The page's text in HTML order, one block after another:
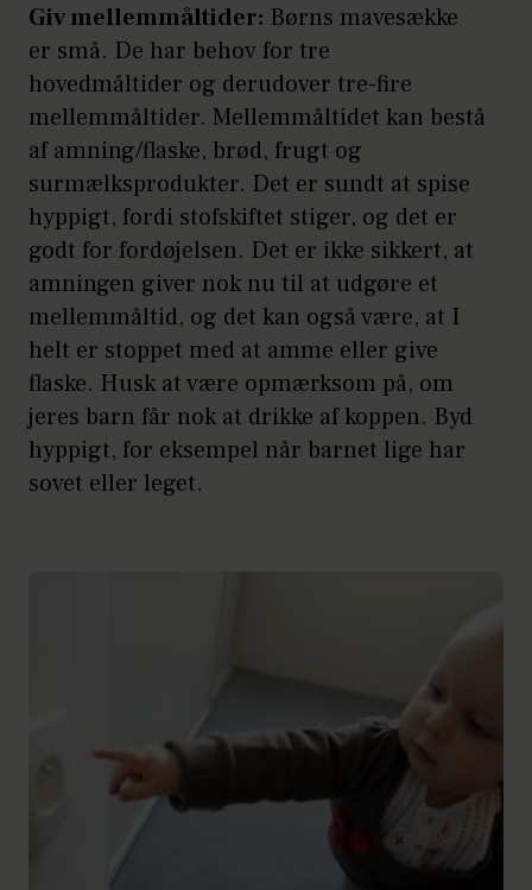
Giv mellemmåltider: Børns mavesække
er små. De har behov for tre
hovedmåltider og derudover tre-fire
mellemmåltider. Mellemmåltidet kan bestå
af amning/flaske, brød, frugt og
surmælksprodukter. Det er sundt at spise
hyppigt, fordi stofskiftet stiger, og det er
godt for fordøjelsen. Det er ikke sikkert, at
amningen giver nok nu til at udgøre et
mellemmåltid, og det kan også være, at I
helt er stoppet med at amme eller give
flaske. Husk at være opmærksom på, om
jeres barn får nok at drikke af koppen. Byd
hyppigt, for eksempel når barnet lige har
sovet eller leget.